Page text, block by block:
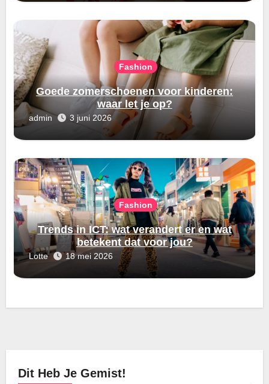
Fashion
Goede zomerschoenen voor kinderen:
waar let je op?
admin 3 juni 2026
Fashion
Trends in ICT: wat verandert er en wat
betekent dat voor jou?
Lotte 18 mei 2026
Dit Heb Je Gemist!